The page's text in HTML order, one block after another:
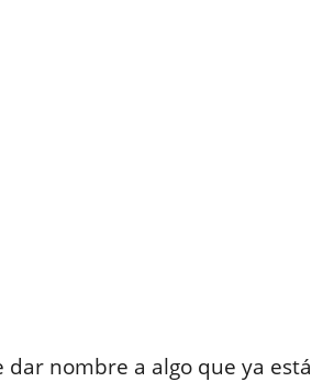
nombre a algo que ya está